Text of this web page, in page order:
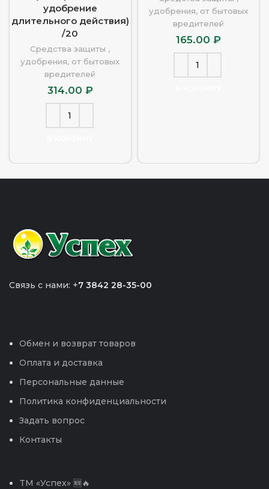
удобрение
длительного действия)
/20
Средства защиты ,
удобрения, от бытовых
вредителей
314.00 ₽
удобрения, от бытовых
вредителей
165.00 ₽
Связь с нами: +7 3842 28-35-00
Обмен и возврат товаров
Оплата и доставка
Персональные данные
Политика конфиденциальности
Задать вопрос
Контакты
TM «Успех» 🆕🔥